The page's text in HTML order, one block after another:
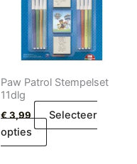
Paw Patrol Stempelset
11dlg
€3,99
Selecteer
opties